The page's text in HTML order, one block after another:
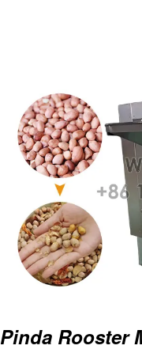
Pinda Rooster